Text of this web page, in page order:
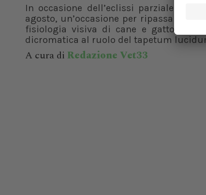
In occasione dell’eclissi parziale di
agosto, un’occasione per ripassare le
fisiologia visiva di cane e gatto. Dalla
dicromatica al ruolo del tapetum
A cura di Redazione Vet33